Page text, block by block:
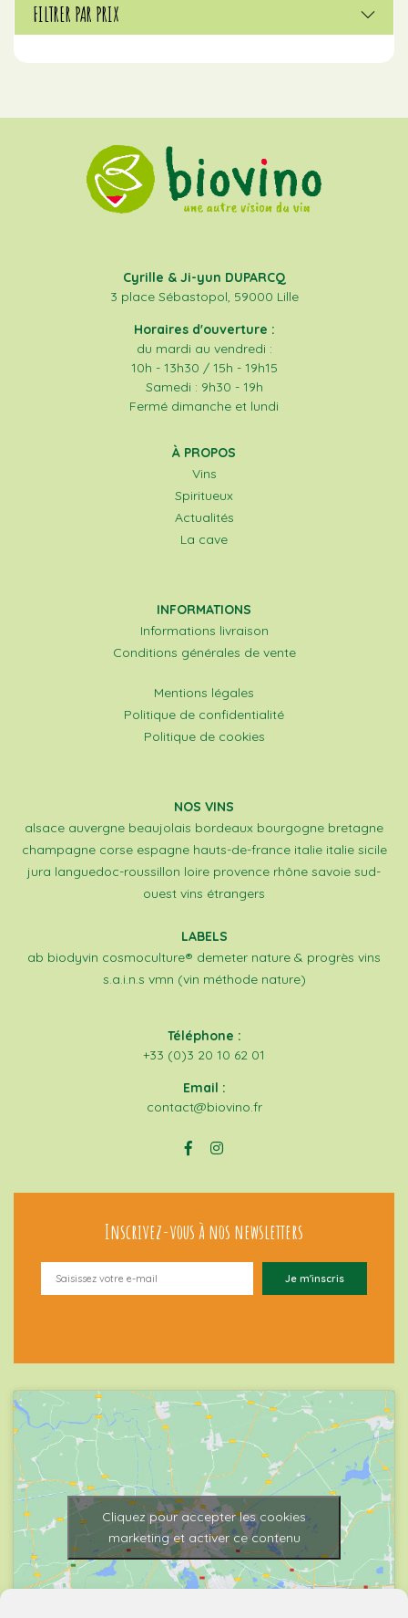
FILTRER PAR PRIX
Cyrille & Ji-yun DUPARCQ
3 place Sébastopol, 59000 Lille
Horaires d'ouverture :
du mardi au vendredi :
10h - 13h30 / 15h - 19h15
Samedi : 9h30 - 19h
Fermé dimanche et lundi
À PROPOS
Vins
Spiritueux
Actualités
La cave
INFORMATIONS
Informations livraison
Conditions générales de vente
Mentions légales
Politique de confidentialité
Politique de cookies
NOS VINS
alsace auvergne beaujolais bordeaux bourgogne bretagne
champagne corse espagne hauts-de-france italie italie sicile
jura languedoc-roussillon loire provence rhône savoie sud-
ouest vins étrangers
LABELS
ab biodyvin cosmoculture® demeter nature & progrès vins
s.a.i.n.s vmn (vin méthode nature)
Téléphone :
+33 (0)3 20 10 62 01
Email :
contact@biovino.fr
Inscrivez-vous à nos newsletters
Cliquez pour accepter les cookies
marketing et activer ce contenu